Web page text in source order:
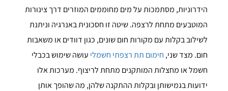
הידרוניות, מסתמכות על מים מחוממים המוזרים דרך צינורות
המוטבעים מתחת לרצפה. שיטה זו חסכונית באנרגיה וניתנת
לשילוב בקלות עם מקורות חום שונים, כגון דוודים או משאבות
חום. מצד שני, חימום תת רצפתי חשמלי עושה שימוש בכבלי
חשמל או מחצלות המותקנים מתחת לריצוף. מערכות אלו
ידועות בגמישותן ובקלות ההתקנה שלהן, מה שהופך אותן